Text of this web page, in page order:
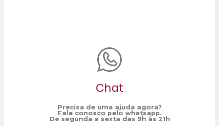
Chat
Precisa de uma ajuda agora?
Fale conosco pelo whatsapp.
De segunda a sexta das 9h às 21h